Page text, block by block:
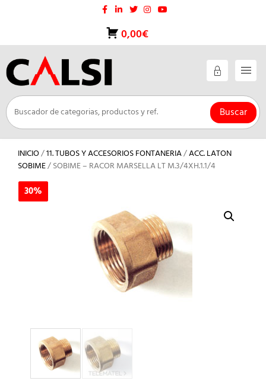
0,00€
Buscar
INICIO/11. TUBOS Y ACCESORIOS FONTANERIA/ACC. LATON
SOBIME/ SOBIME – RACOR MARSELLA LT M.3/4XH.1.1/4
30%
30%